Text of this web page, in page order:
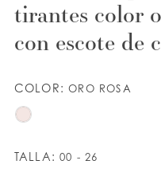
tirantes color
con escote de
COLOR:ORO ROSA
TALLA: 00 - 26